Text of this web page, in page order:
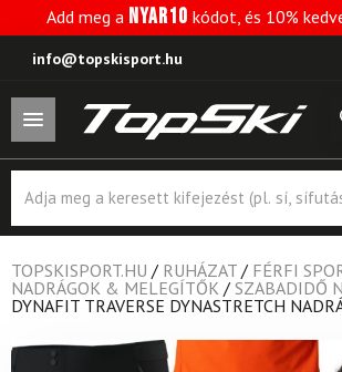
Add meg a NYAR10 kódot, és 10%
info@topskisport.hu
search
TOPSKISPORT.HU / RUHÁZAT / FÉRFI
NADRÁGOK & MELEGÍTŐK / SZABADIDŐ
DYNAFIT TRAVERSE DYNASTRETCH